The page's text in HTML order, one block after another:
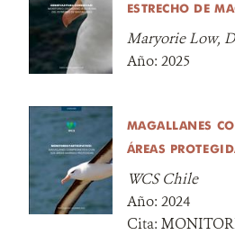
ESTRECHO DE
Maryorie Low,
Año: 2025
MAGALLANES
ÁREAS
WCS Chile
Año: 2024
Cita: